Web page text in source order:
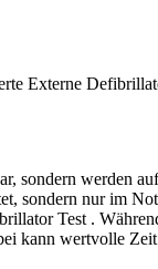
Externe
sondern werden
sondern nur im
Test .
kann wertvolle